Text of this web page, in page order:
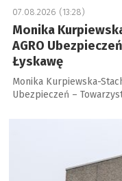
07.08.2026 (13:28)
Monika
AGRO
Łyskawę
Monika Kurpiewska-
Ubezpieczeń –